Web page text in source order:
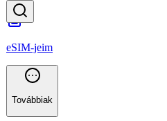
eSIM-jeim
Továbbiak